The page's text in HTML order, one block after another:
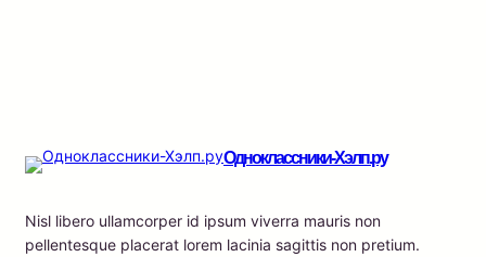
Одноклассники-Хэлп.ру
Nisl libero ullamcorper id ipsum viverra mauris non
pellentesque placerat lorem lacinia sagittis non pretium.